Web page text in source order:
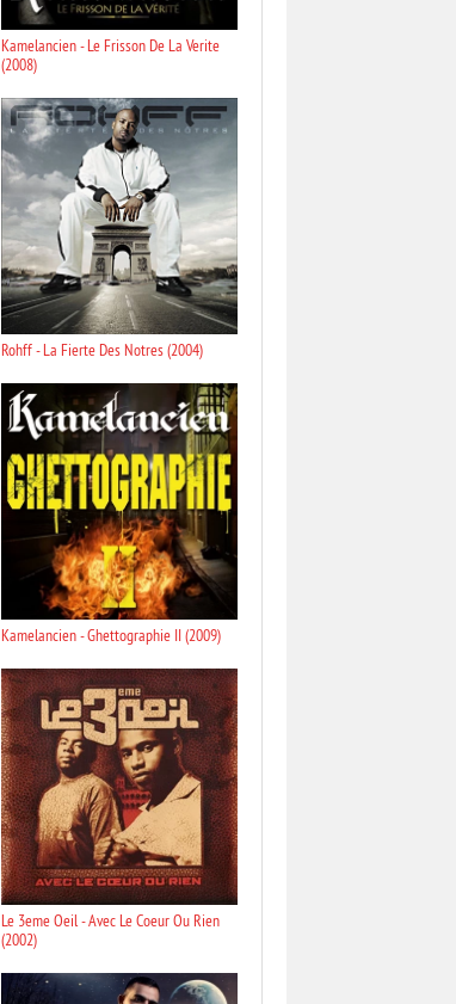
Kamelancien - Le Frisson De La Verite
(2008)
Rohff - La Fierte Des Notres (2004)
Kamelancien - Ghettographie II (2009)
Le 3eme Oeil - Avec Le Coeur Ou Rien
(2002)